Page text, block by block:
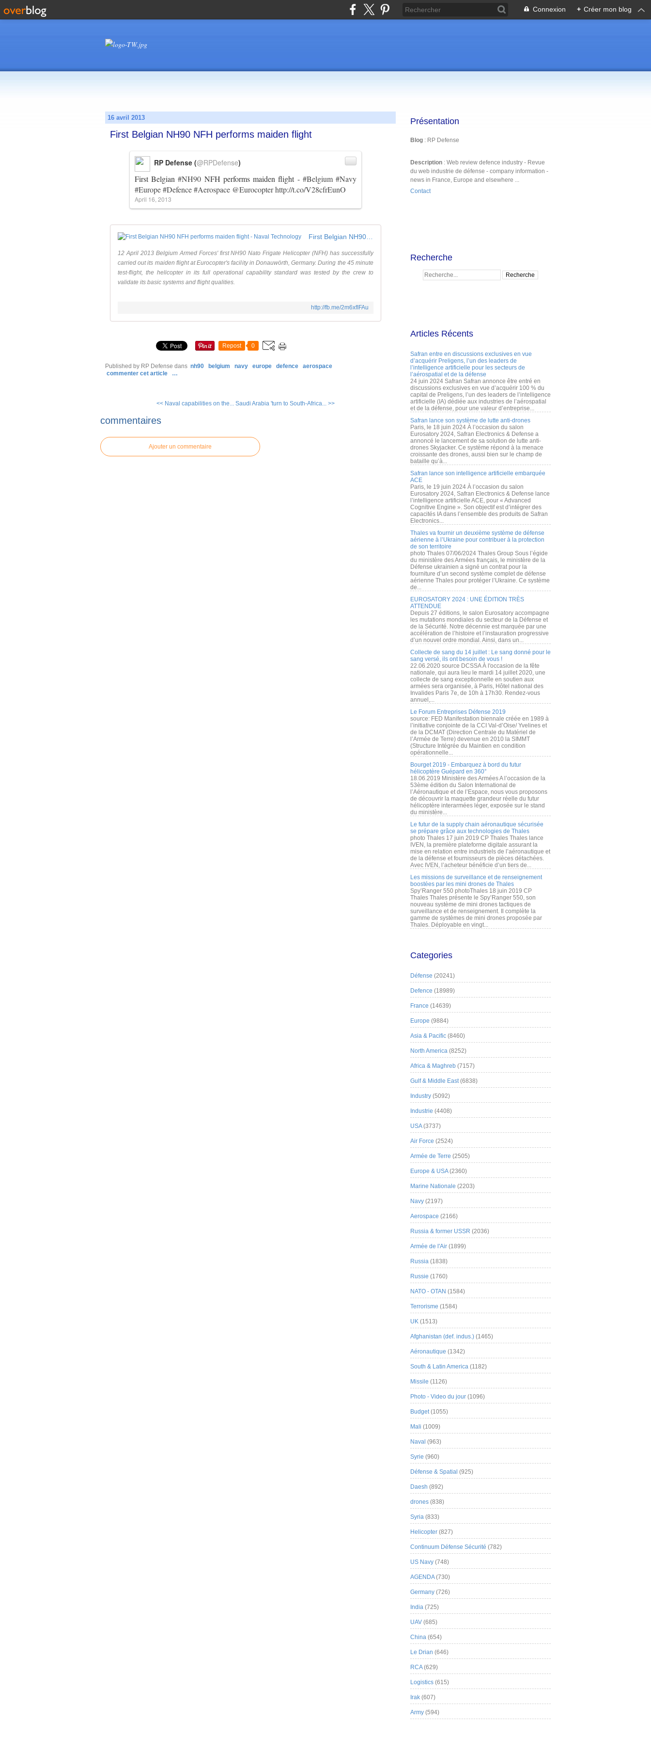
Connexion + Créer mon blog
16 avril 2013
First Belgian NH90 NFH performs maiden flight
First Belgian#NH90 NFH performs maiden flight - #Belgium #Navy
#Europe#Defence#Aerospace @Eurocopterhttp://t.co/V28cfrEunO
RP Defense (@RPDefense)
April 16, 2013
12 April 2013 Belgium Armed Forces' first NH90 Nato Frigate Helicopter (NFH) has successfully
carried out its maiden flight at Eurocopter's facility in Donauwörth, Germany. During the 45 minute
test-flight, the helicopter in its full operational capability standard was tested by the crew to
validate its basic systems and flight qualities.
http://fb.me/2m6xfIFAu
Repost 0
Published by RP Defense dans nh90 belgium navy europe defence
aerospace
commenter cet article
…
<< Naval capabilities on the... Saudi Arabia 'turn to South-Africa... >>
commentaires
Ajouter un commentaire
Présentation
Blog : RP Defense
Description : Web review defence industry - Revue
du web industrie de défense - company information -
news in France, Europe and elsewhere ...
Contact
Recherche
Articles Récents
Safran entre en discussions exclusives en vue
d’acquérir Preligens, l’un des leaders de
l’intelligence artificielle pour les secteurs de
l’aérospatial et de la défense
24 juin 2024 Safran Safran annonce être entré en
discussions exclusives en vue d’acquérir 100 % du
capital de Preligens, l’un des leaders de l’intelligence
artificielle (IA) dédiée aux industries de l’aérospatial
et de la défense, pour une valeur d’entreprise...
Safran lance son système de lutte anti-drones
Paris, le 18 juin 2024 À l’occasion du salon
Eurosatory 2024, Safran Electronics & Defense a
annoncé le lancement de sa solution de lutte anti-
drones Skyjacker. Ce système répond à la menace
croissante des drones, aussi bien sur le champ de
bataille qu’à...
Safran lance son intelligence artificielle embarquée
ACE
Paris, le 19 juin 2024 À l’occasion du salon
Eurosatory 2024, Safran Electronics & Defense lance
l’intelligence artificielle ACE, pour « Advanced
Cognitive Engine ». Son objectif est d’intégrer des
capacités IA dans l’ensemble des produits de Safran
Electronics...
Thales va fournir un deuxième système de défense
aérienne à l’Ukraine pour contribuer à la protection
de son territoire
photo Thales 07/06/2024 Thales Group Sous l’égide
du ministère des Armées français, le ministère de la
Défense ukrainien a signé un contrat pour la
fourniture d’un second système complet de défense
aérienne Thales pour protéger l’Ukraine. Ce système
de...
EUROSATORY 2024 : UNE ÉDITION TRÈS
ATTENDUE
Depuis 27 éditions, le salon Eurosatory accompagne
les mutations mondiales du secteur de la Défense et
de la Sécurité. Notre décennie est marquée par une
accélération de l’histoire et l’instauration progressive
d’un nouvel ordre mondial. Ainsi, dans un...
Collecte de sang du 14 juillet : Le sang donné pour le
sang versé, ils ont besoin de vous !
22.06.2020 source DCSSA À l'occasion de la fête
nationale, qui aura lieu le mardi 14 juillet 2020, une
collecte de sang exceptionnelle en soutien aux
armées sera organisée, à Paris, Hôtel national des
Invalides Paris 7e, de 10h à 17h30. Rendez-vous
annuel,...
Le Forum Entreprises Défense 2019
source: FED Manifestation biennale créée en 1989 à
l’initiative conjointe de la CCI Val-d’Oise/ Yvelines et
de la DCMAT (Direction Centrale du Matériel de
l’Armée de Terre) devenue en 2010 la SIMMT
(Structure Intégrée du Maintien en condition
opérationnelle...
Bourget 2019 - Embarquez à bord du futur
hélicoptère Guépard en 360°
18.06.2019 Ministère des Armées A l’occasion de la
53ème édition du Salon International de
l’Aéronautique et de l’Espace, nous vous proposons
de découvrir la maquette grandeur réelle du futur
hélicoptère interarmées léger, exposée sur le stand
du ministère...
Le futur de la supply chain aéronautique sécurisée
se prépare grâce aux technologies de Thales
photo Thales 17 juin 2019 CP Thales Thales lance
IVEN, la première plateforme digitale assurant la
mise en relation entre industriels de l’aéronautique et
de la défense et fournisseurs de pièces détachées.
Avec IVEN, l’acheteur bénéficie d’un tiers de...
Les missions de surveillance et de renseignement
boostées par les mini drones de Thales
Spy’Ranger 550 photoThales 18 juin 2019 CP
Thales Thales présente le Spy’Ranger 550, son
nouveau système de mini drones tactiques de
surveillance et de renseignement. Il complète la
gamme de systèmes de mini drones proposée par
Thales. Déployable en vingt...
Categories
Défense (20241)
Defence (18989)
France (14639)
Europe (9884)
Asia & Pacific (8460)
North America (8252)
Africa & Maghreb (7157)
Gulf & Middle East(6838)
Industry (5092)
Industrie (4408)
USA(3737)
Air Force (2524)
Armée de Terre (2505)
Europe & USA(2360)
Marine Nationale (2203)
Navy (2197)
Aerospace (2166)
Russia & former USSR (2036)
Armée de l'Air (1899)
Russia (1838)
Russie (1760)
NATO - OTAN (1584)
Terrorisme (1584)
UK (1513)
Afghanistan (def. indus.) (1465)
Aéronautique (1342)
South & Latin America (1182)
Missile (1126)
Photo - Video du jour (1096)
Budget(1055)
Mali (1009)
Naval (963)
Syrie (960)
Défense & Spatial (925)
Daesh (892)
drones (838)
Syria (833)
Helicopter (827)
Continuum Défense Sécurité (782)
US Navy (748)
AGENDA(730)
Germany (726)
India (725)
UAV (685)
China (654)
Le Drian (646)
RCA(629)
Logistics (615)
Irak (607)
Army (594)